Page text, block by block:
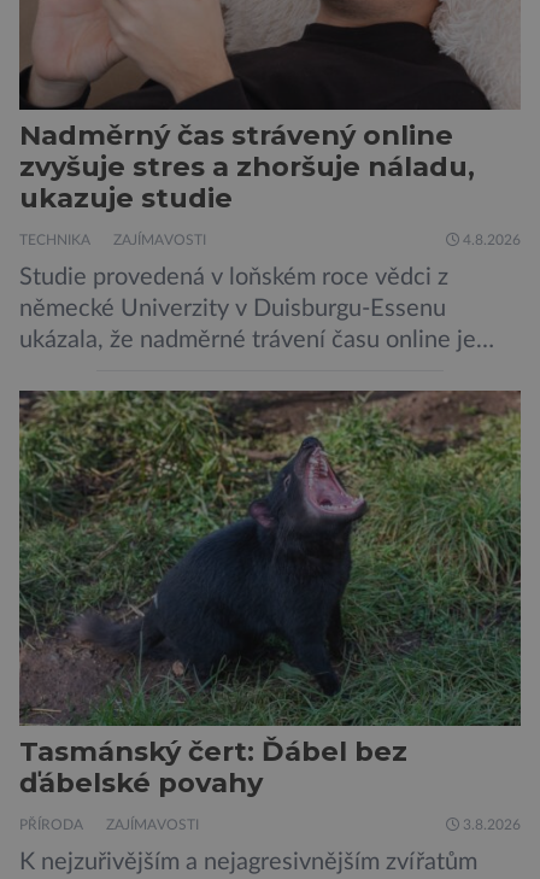
Nadměrný čas strávený online
zvyšuje stres a zhoršuje náladu,
ukazuje studie
TECHNIKA ZAJÍMAVOSTI 4.8.2026
Studie provedená v loňském roce vědci z
německé Univerzity v Duisburgu-Essenu
ukázala, že nadměrné trávení času online je
vede k zanedbávání dalších aktivit. Zúčastnilo
se jí 900 dospělých Němců, kteří uvedli, že se v
posledním roce alespoň jednou zapojili do hraní
her, sledování pornografie, sledování sociálních
sítí […]
Tasmánský čert: Ďábel bez
ďábelské povahy
PŘÍRODA ZAJÍMAVOSTI 3.8.2026
K nejzuřivějším a nejagresivnějším zvířatům